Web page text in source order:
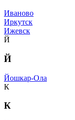
Иваново
Иркутск
Ижевск
Й
Й
Йошкар-Ола
К
К